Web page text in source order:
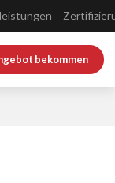
bekommen